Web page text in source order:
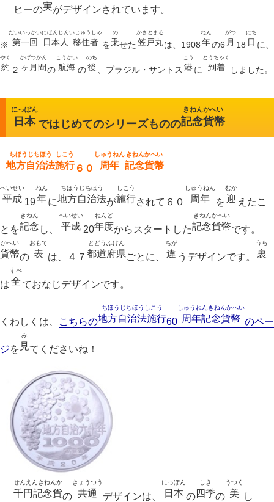
ヒーの実がデザインされています。
※ 第一回
だいいっかい
日本人
にほんじん
移住者
いじゅうしゃ
を乗
の
せた 笠戸丸
かさとまる
は、1908年
ねん
の6 月
がつ
18 日
にち
に、
約
やく
２ ヶ月間
かげつかん
の 航海
こうかい
の後
のち
、ブラジル・サントス 港
こう
に 到着
とうちゃく
しました。
日本
にっぽん
ではじめてのシリーズものの記念貨幣
きねんかへい
地方自治法
ちほうじちほう
施行
しこう
６０ 周年
しゅうねん
記念貨幣
きねんかへい
平成
へいせい
19年
ねん
に地方自治法
ちほうじちほう
が施行
しこう
されて６０ 周年
しゅうねん
を迎
むか
えたこ
とを記念
きねん
し、 平成
へいせい
20年度
ねんど
からスタートした記念貨幣
きねんかへい
です。
貨幣
かへい
の 表
おもて
は、４７ 都道府県
とどうふけん
ごとに、 違
ちが
うデザインです。 裏
うら
は全
すべ
ておなじデザインです。
くわしくは、 こちらの地方自治法施行
ちほうじちほうしこう
60 周年記念貨幣
しゅうねんきねんかへい
のペー
ジを 見
み
てくださいね！
千円記念貨
せんえんきねんか
の 共通
きょうつう
デザインは、 日本
にっぽん
の四季
しき
の 美
うつく
し